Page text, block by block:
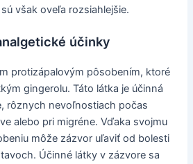
však oveľa rozsiahlejšie.
účinky
protizápalovým pôsobením, ktoré
gingerolu. Táto látka je účinná
rôznych nevoľnostiach počas
alebo pri migréne. Vďaka svojmu
môže zázvor uľaviť od bolesti
Účinné látky v zázvore sa